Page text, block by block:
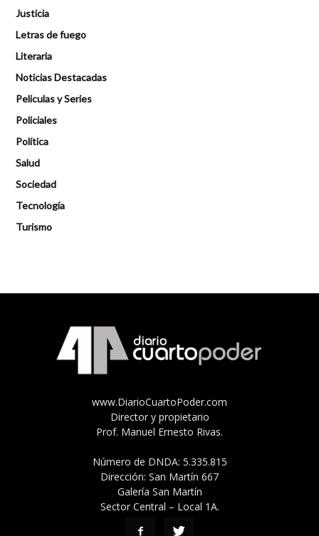
Justicia
Letras de fuego
Literaria
Noticias Destacadas
Peliculas y Series
Policiales
Política
Salud
Sociedad
Tecnología
Turismo
www.DiarioCuartoPoder.com
Director y propietario
Prof. Manuel Ernesto Rivas.
Número de DNDA: 5.335.815
Dirección: San Martín 667
Galería San Martín
Sector Central – Local 1A.